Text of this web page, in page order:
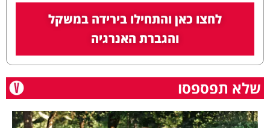
לחצו כאן והתחילו בירידה במשקל
והגברת האנרגיה
שלא תפספסו